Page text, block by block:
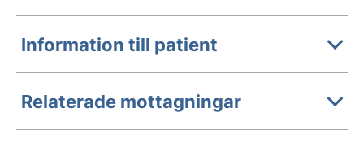
Information till patient
Relaterade mottagningar